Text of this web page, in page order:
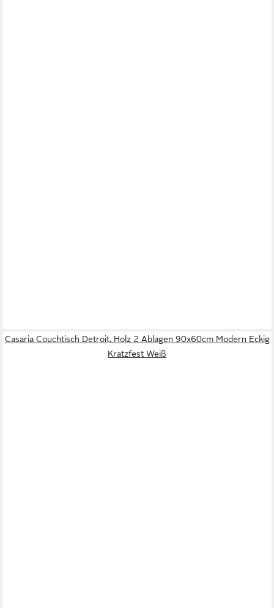
Casaria Couchtisch Detroit, Holz 2 Ablagen 90x60cm Modern Eckig
Kratzfest Weiß